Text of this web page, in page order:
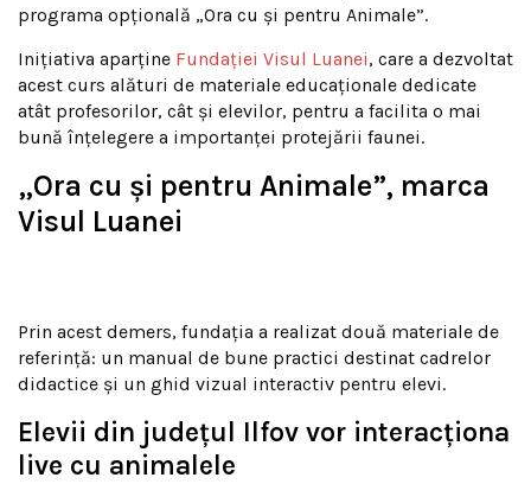
programa opțională „Ora cu și pentru Animale”.
Inițiativa aparține Fundației Visul Luanei, care a dezvoltat
acest curs alături de materiale educaționale dedicate
atât profesorilor, cât și elevilor, pentru a facilita o mai
bună înțelegere a importanței protejării faunei.
„Ora cu și pentru Animale”, marca
Visul Luanei
Prin acest demers, fundația a realizat două materiale de
referință: un manual de bune practici destinat cadrelor
didactice și un ghid vizual interactiv pentru elevi.
Elevii din județul Ilfov vor interacționa
live cu animalele